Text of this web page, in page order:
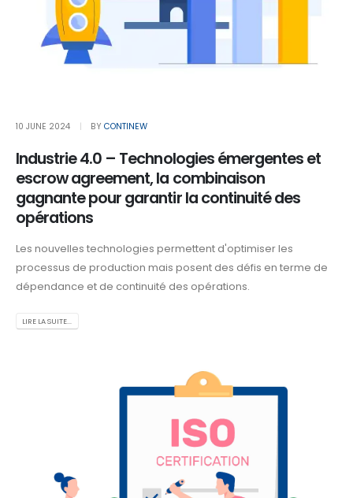
10 JUNE 2024 BY CONTINEW
Industrie 4.0 – Technologies émergentes et
escrow agreement, la combinaison
gagnante pour garantir la continuité des
opérations
Les nouvelles technologies permettent d'optimiser les
processus de production mais posent des défis en terme de
dépendance et de continuité des opérations.
LIRE LA SUITE...